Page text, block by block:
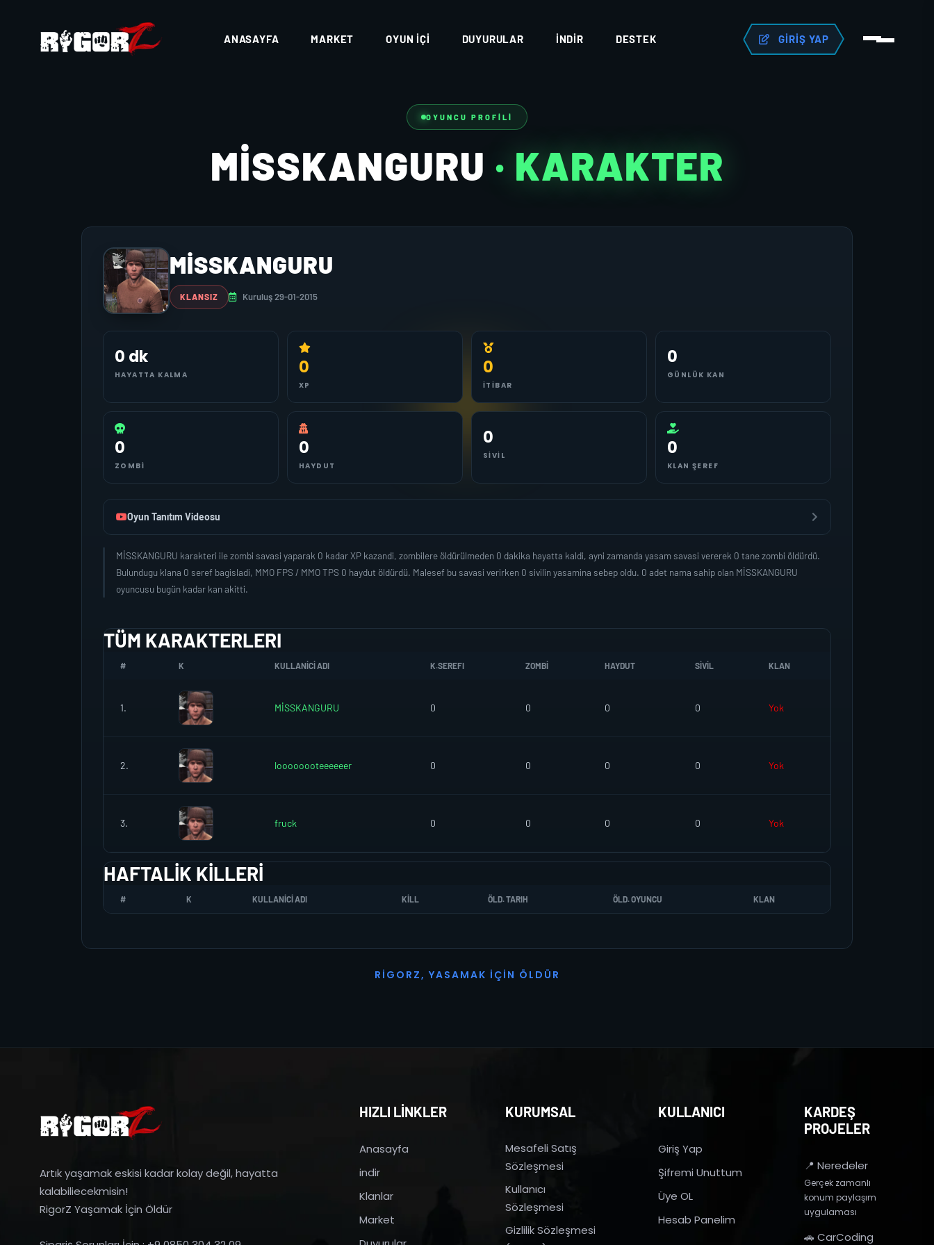
ANASAYFA MARKET OYUN İÇI DUYURULAR İNDIR DESTEK GIRIŞ YAP
OYUNCU PROFILI
MİSSKANGURU · KARAKTER
MİSSKANGURU
KLANSIZ Kuruluş 29-01-2015
0 dk
HAYATTA KALMA 0
XP
0
İTIBAR
0
GÜNLÜK KAN
0
ZOMBI
0
HAYDUT
0
SIVIL 0
KLAN ŞEREF
Oyun Tanıtım Videosu
MİSSKANGURU karakteri ile zombi savasi yaparak 0 kadar XP kazandi, zombilere öldürülmeden 0 dakika hayatta kaldi, ayni zamanda yasam savasi vererek 0 tane zombi öldürdü.
Bulundugu klana 0 seref bagisladi, MMO FPS / MMO TPS 0 haydut öldürdü. Malesef bu savasi verirken 0 sivilin yasamina sebep oldu. 0 adet nama sahip olan MİSSKANGURU
oyuncusu bugün kadar kan akitti.
TÜM KARAKTERLERI
# K KULLANICI ADI K.SEREFI ZOMBI HAYDUT SIVIL KLAN
1. MİSSKANGURU 0 0 0 0 Yok
2. loooooooteeeeeer 0 0 0 0 Yok
3. fruck 0 0 0 0 Yok
HAFTALIK KILLERI
# K KULLANICI ADI KILL ÖLD. TARIH ÖLD. OYUNCU KLAN
R I G O R Z, YASAMAK İ ÇI N Ö L D Ü R
Artık yaşamak eskisi kadar kolay değil, hayatta
kalabiliecekmisin!
RigorZ Yaşamak İçin Öldür
HIZLI LİNKLER
Anasayfa
indir
Klanlar
Market
KURUMSAL
Mesafeli Satış
Sözleşmesi
Kullanıcı
Sözleşmesi
Gizlilik Sözleşmesi
KULLANICI
Giriş Yap
Şifremi Unuttum
Üye OL
Hesab Panelim
KARDEŞ
PROJELER
📍 Neredeler
Gerçek zamanlı
konum paylaşım
uygulaması
🚗 CarCoding